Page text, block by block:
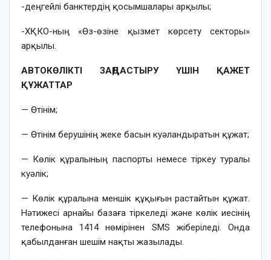
-деңгейлі банктердің қосымшалары арқылы;
-ХҚКО-ның «Өз-өзіне қызмет көрсету секторы»
арқылы.
АВТОКӨЛІКТІ ЗАҢДАСТЫРУ ҮШІН ҚАЖЕТ
ҚҰЖАТТАР
— Өтінім;
— Өтінім берушінің жеке басын куәландыратын құжат;
— Көлік құралының паспорты немесе тіркеу туралы
куәлік;
— Көлік құралына меншік құқығын растайтын құжат.
Нәтижесі арнайы базаға тіркеледі және көлік иесінің
телефонына 1414 нөмірінен SMS жіберіледі. Онда
қабылданған шешім нақты жазылады.